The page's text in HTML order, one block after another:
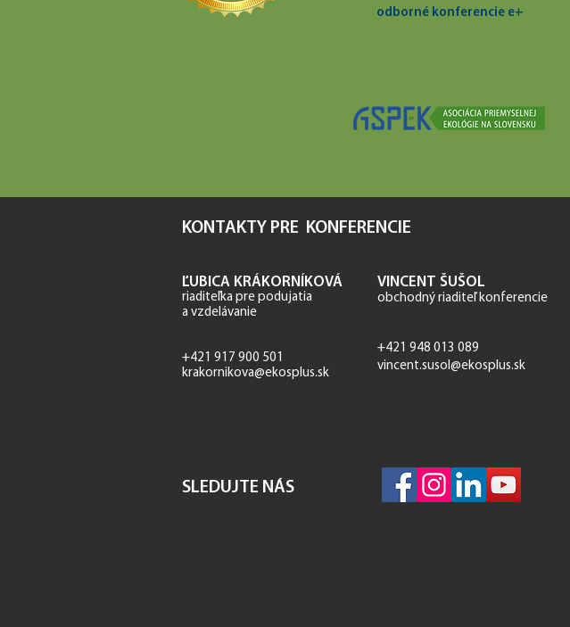
odborné konferencie e+
KONTAKTY PRE KONFERENCIE
ĽUBICA KRÁKORNÍKOVÁ
riaditeľka pre podujatia
a vzdelávanie
+421 917 900 501
krakornikova@ekosplus.sk
VINCENT ŠUŠOL
obchodný riaditeľ konferencie
+421 948 013 089
vincent.susol@ekosplus.sk
SLEDUJTE NÁS